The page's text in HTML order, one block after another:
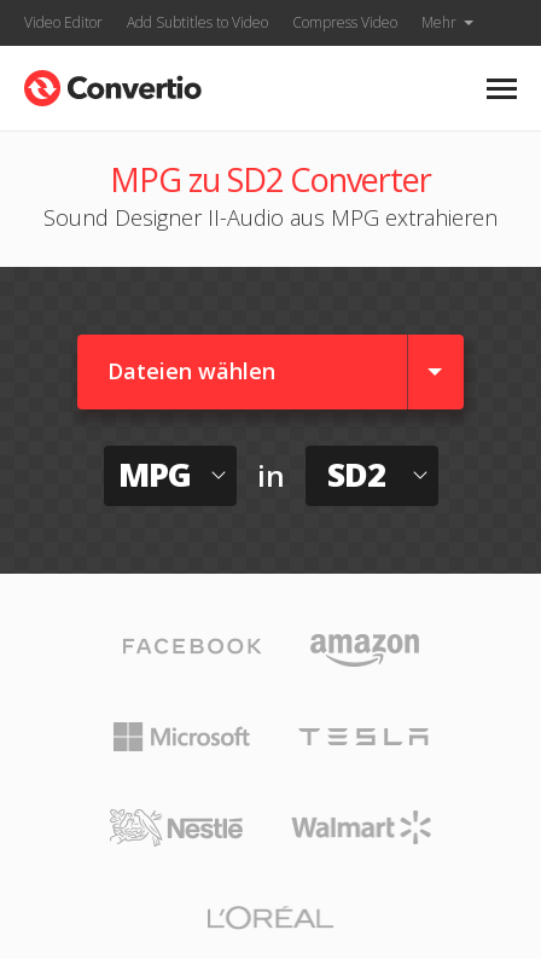
Video Editor Add Subtitles to Video Compress Video Mehr
MPG zu SD2 Converter
Sound Designer II-Audio aus MPG extrahieren
Dateien wählen
MPG in SD2